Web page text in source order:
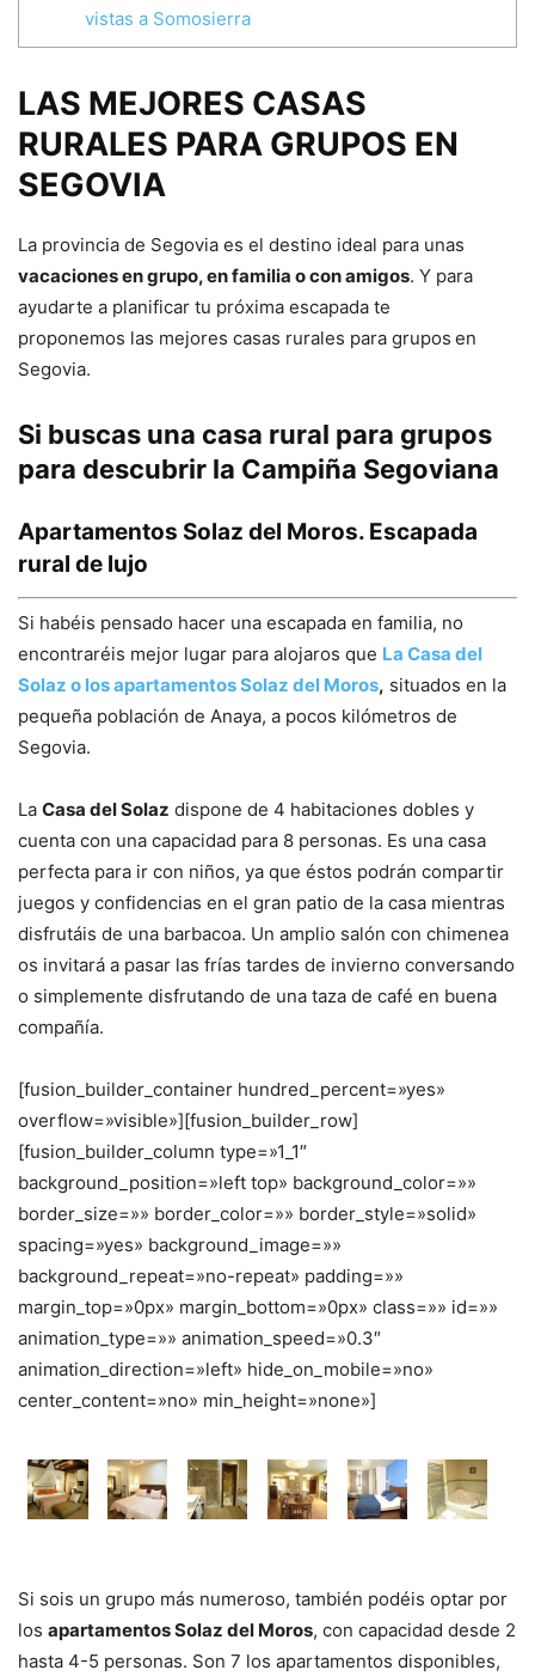
vistas a Somosierra
LAS MEJORES CASAS
RURALES PARA GRUPOS EN
SEGOVIA
La provincia de Segovia es el destino ideal para unas
vacaciones en grupo, en familia o con amigos. Y para
ayudarte a planificar tu próxima escapada te
proponemos las mejores casas rurales para grupos en
Segovia.
Si buscas una casa rural para grupos
para descubrir la Campiña Segoviana
Apartamentos Solaz del Moros. Escapada
rural de lujo
Si habéis pensado hacer una escapada en familia, no
encontraréis mejor lugar para alojaros que La Casa del
Solaz o los apartamentos Solaz del Moros, situados en la
pequeña población de Anaya, a pocos kilómetros de
Segovia.
La Casa del Solaz dispone de 4 habitaciones dobles y
cuenta con una capacidad para 8 personas. Es una casa
perfecta para ir con niños, ya que éstos podrán compartir
juegos y confidencias en el gran patio de la casa mientras
disfrutáis de una barbacoa. Un amplio salón con chimenea
os invitará a pasar las frías tardes de invierno conversando
o simplemente disfrutando de una taza de café en buena
compañía.
[fusion_builder_container hundred_percent=»yes»
overflow=»visible»][fusion_builder_row]
[fusion_builder_column type=»1_1″
background_position=»left top» background_color=»»
border_size=»» border_color=»» border_style=»solid»
spacing=»yes» background_image=»»
background_repeat=»no-repeat» padding=»»
margin_top=»0px» margin_bottom=»0px» class=»» id=»»
animation_type=»» animation_speed=»0.3″
animation_direction=»left» hide_on_mobile=»no»
center_content=»no» min_height=»none»]
Si sois un grupo más numeroso, también podéis optar por
los apartamentos Solaz del Moros, con capacidad desde 2
hasta 4-5 personas. Son 7 los apartamentos disponibles,